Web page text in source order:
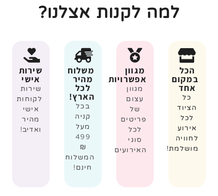
למה לקנות אצלנו?
הכל
במקום
אחד
כל
הציוד
לכל
אירוע
לחוויה
מושלמת!
מגוון
אפשרויות
מגוון
עצום
של
פריטים
לכל
סוגי
האירועים
משלוח
מהיר
לכל
הארץ!
בכל
קניה
מעל
499
₪
המשלוח
חינם!
שירות
אישי
שירות
לקוחות
אישי
מהיר
ואדיב!